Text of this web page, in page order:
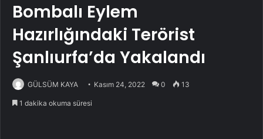
Bombalı Eylem
Hazırlığındaki Terörist
Şanlıurfa’da Yakalandı
GÜLSÜM KAYA Kasım 24, 2022 0 13
1 dakika okuma süresi